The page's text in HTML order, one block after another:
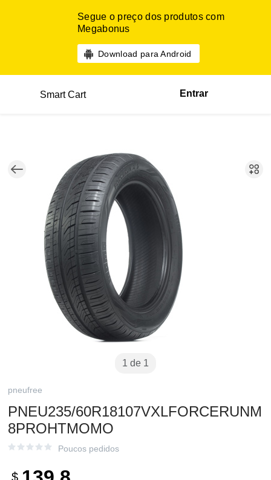
Segue o preço dos produtos com
Megabonus
Download para Android
Smart Cart Entrar
1 de 1
pneufree
PNEU235/60R18107VXLFORCERUNM
8PROHTMOMO
Poucos pedidos
$